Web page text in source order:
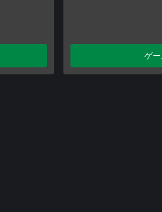
ゲ